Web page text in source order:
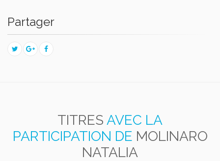
Partager
TITRES AVEC LA
PARTICIPATION DE MOLINARO
NATALIA